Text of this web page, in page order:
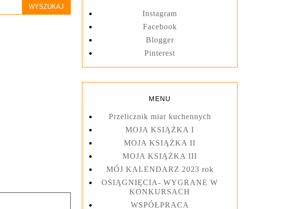
Instagram
Facebook
Blogger
Pinterest
MENU
Przelicznik miar kuchennych
MOJA KSIĄŻKA I
MOJA KSIĄŻKA II
MOJA KSIĄŻKA III
MÓJ KALENDARZ 2023 rok
OSIĄGNIĘCIA- WYGRANE W
KONKURSACH
WSPÓŁPRACA